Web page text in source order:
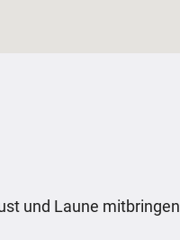
und Laune mitbringen